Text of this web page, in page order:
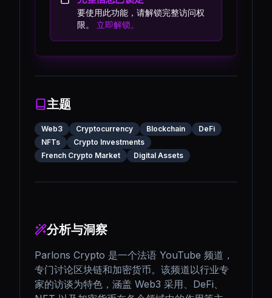
要使用此功能，请解锁完整访问权
限。
立即解锁。
主题
Web3 Cryptocurrency Blockchain
DeFi
NFTs
Crypto Investments
French Crypto Market
Digital Assets
分析与洞察
Parlons Crypto 是一个法语 YouTube 频道，
专门讨论区块链和加密货币。该频道以行业专
家的访谈为特色，涵盖 Web3 采用、DeFi、